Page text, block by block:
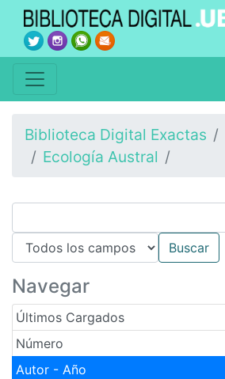
Biblioteca Digital Exactas
Ecología Austral
Navegar
Últimos Cargados
Número
Autor - Año